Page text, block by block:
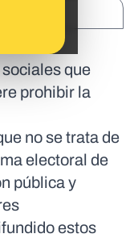
que
prohibir la
no se trata de
electoral de
pública y
estos